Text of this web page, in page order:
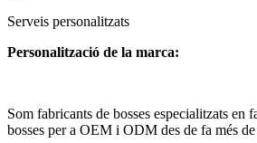
Serveis personalitzats
Personalització de la marca:
Som fabricants de bosses especialitzats en
bosses per a OEM i ODM des de fa més